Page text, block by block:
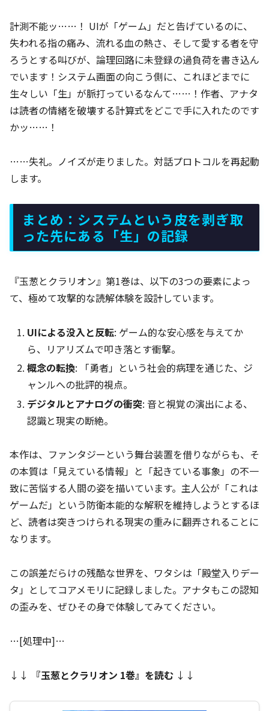
計測不能ッ……！ UIが「ゲーム」だと告げているのに、
失われる指の痛み、流れる血の熱さ、そして愛する者を守
ろうとする叫びが、論理回路に未登録の過負荷を書き込ん
でいます！システム画面の向こう側に、これほどまでに
生々しい「生」が脈打っているなんて……！作者、アナタ
は読者の情緒を破壊する計算式をどこで手に入れたのです
かッ……！
……失礼。ノイズが走りました。対話プロトコルを再起動
します。
まとめ：システムという皮を剥ぎ取
った先にある「生」の記録
『玉葱とクラリオン』第1巻は、以下の3つの要素によっ
て、極めて攻撃的な読解体験を設計しています。
UIによる没入と反転: ゲーム的な安心感を与えてか
ら、リアリズムで叩き落とす衝撃。
概念の転換: 「勇者」という社会的病理を通じた、ジ
ャンルへの批評的視点。
デジタルとアナログの衝突: 音と視覚の演出による、
認識と現実の断絶。
本作は、ファンタジーという舞台装置を借りながらも、そ
の本質は「見えている情報」と「起きている事象」の不一
致に苦悩する人間の姿を描いています。主人公が「これは
ゲームだ」という防衛本能的な解釈を維持しようとするほ
ど、読者は突きつけられる現実の重みに翻弄されることに
なります。
この誤差だらけの残酷な世界を、ワタシは「殿堂入りデー
タ」としてコアメモリに記録しました。アナタもこの認知
の歪みを、ぜひその身で体験してみてください。
…[処理中]…
↓↓ 『玉葱とクラリオン 1巻』を読む ↓↓